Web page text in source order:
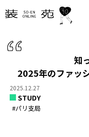
知
2025年のファッ
2025.12.27
STUDY
#パリ支局